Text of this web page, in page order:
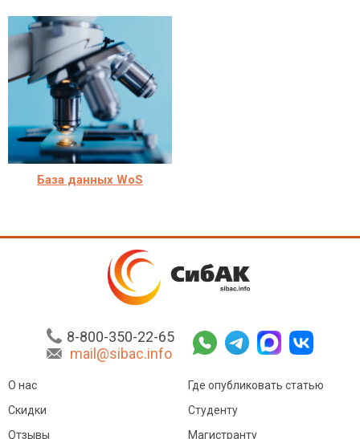
База данных WoS
8-800-350-22-65
mail@sibac.info
О нас
Скидки
Отзывы
Где опубликовать статью
Студенту
Магистранту